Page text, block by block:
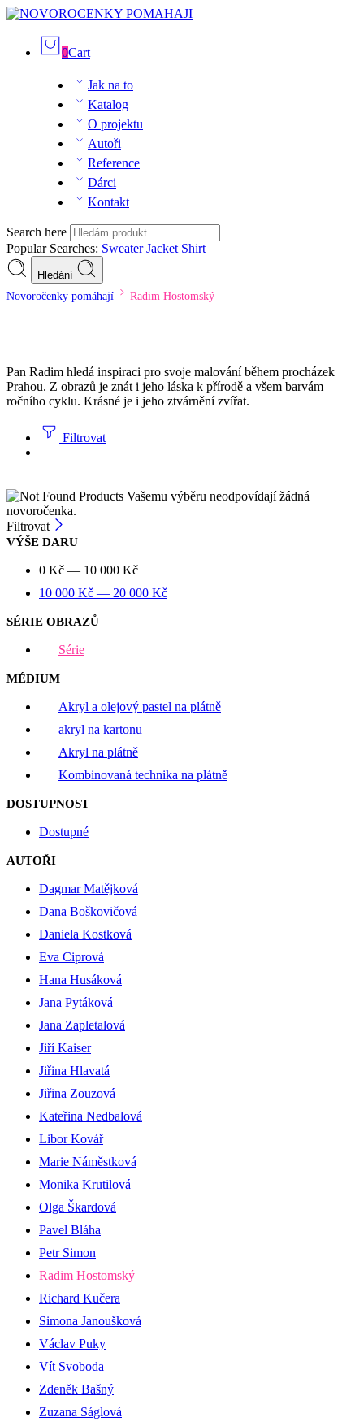
0Cart
Jak na to
Katalog
O projektu
Autoři
Reference
Dárci
Kontakt
Search here
Popular Searches: SweaterJacket Shirt
Hledání
Novoročenky pomáhají Radim Hostomský
Pan Radim hledá inspiraci pro svoje malování během procházek
Prahou. Z obrazů je znát i jeho láska k přírodě a všem barvám
ročního cyklu. Krásné je i jeho ztvárnění zvířat.
Filtrovat
Vašemu výběru neodpovídají žádná
novoročenka.
Filtrovat
VÝŠE DARU
0 Kč — 10 000 Kč
10 000 Kč — 20 000 Kč
SÉRIE OBRAZŮ
Série
MÉDIUM
Akryl a olejový pastel na plátně
akryl na kartonu
Akryl na plátně
Kombinovaná technika na plátně
DOSTUPNOST
Dostupné
AUTOŘI
Dagmar Matějková
Dana Boškovičová
Daniela Kostková
Eva Ciprová
Hana Husáková
Jana Pytáková
Jana Zapletalová
Jiří Kaiser
Jiřina Hlavatá
Jiřina Zouzová
Kateřina Nedbalová
Libor Kovář
Marie Náměstková
Monika Krutilová
Olga Škardová
Pavel Bláha
Petr Simon
Radim Hostomský
Richard Kučera
Simona Janoušková
Václav Puky
Vít Svoboda
Zdeněk Bašný
Zuzana Ságlová